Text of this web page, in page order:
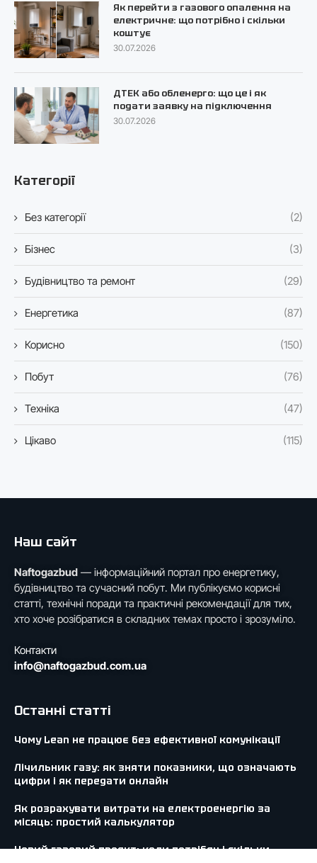
Як перейти з газового опалення на
електричне: що потрібно і скільки
коштує
30.07.2026
ДТЕК або обленерго: що це і як
подати заявку на підключення
30.07.2026
Категорії
Без категорії (2)
Бізнес (3)
Будівництво та ремонт (29)
Енергетика (87)
Корисно (150)
Побут (76)
Техніка (47)
Цікаво (115)
Наш сайт
Naftogazbud — інформаційний портал про енергетику,
будівництво та сучасний побут. Ми публікуємо корисні
статті, технічні поради та практичні рекомендації для тих,
хто хоче розібратися в складних темах просто і зрозуміло.
Контакти
info@naftogazbud.com.ua
Останні статті
Чому Lean не працює без ефективної комунікації
Лічильник газу: як зняти показники, що означають
цифри і як передати онлайн
Як розрахувати витрати на електроенергію за
місяць: простий калькулятор
Новий газовий проект: коли потрібен і скільки